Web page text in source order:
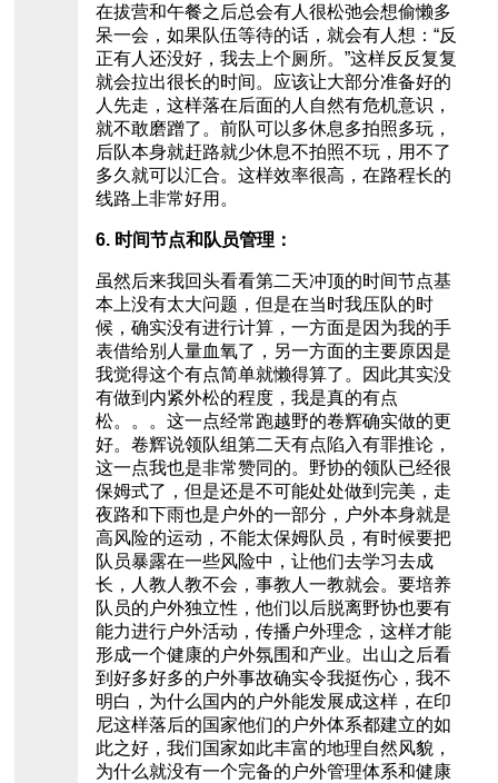
在拔营和午餐之后总会有人很松弛会想偷懒多
呆一会，如果队伍等待的话，就会有人想：“反
正有人还没好，我去上个厕所。”这样反反复复
就会拉出很长的时间。应该让大部分准备好的
人先走，这样落在后面的人自然有危机意识，
就不敢磨蹭了。前队可以多休息多拍照多玩，
后队本身就赶路就少休息不拍照不玩，用不了
多久就可以汇合。这样效率很高，在路程长的
线路上非常好用。
6. 时间节点和队员管理：
虽然后来我回头看看第二天冲顶的时间节点基
本上没有太大问题，但是在当时我压队的时
候，确实没有进行计算，一方面是因为我的手
表借给别人量血氧了，另一方面的主要原因是
我觉得这个有点简单就懒得算了。因此其实没
有做到内紧外松的程度，我是真的有点
松。。。这一点经常跑越野的卷辉确实做的更
好。卷辉说领队组第二天有点陷入有罪推论，
这一点我也是非常赞同的。野协的领队已经很
保姆式了，但是还是不可能处处做到完美，走
夜路和下雨也是户外的一部分，户外本身就是
高风险的运动，不能太保姆队员，有时候要把
队员暴露在一些风险中，让他们去学习去成
长，人教人教不会，事教人一教就会。要培养
队员的户外独立性，他们以后脱离野协也要有
能力进行户外活动，传播户外理念，这样才能
形成一个健康的户外氛围和产业。出山之后看
到好多好多的户外事故确实令我挺伤心，我不
明白，为什么国内的户外能发展成这样，在印
尼这样落后的国家他们的户外体系都建立的如
此之好，我们国家如此丰富的地理自然风貌，
为什么就没有一个完备的户外管理体系和健康